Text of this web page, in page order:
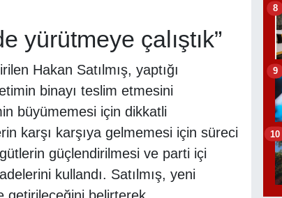
yürütmeye çalıştık”
Hakan Satılmış, yaptığı
binayı teslim etmesini
büyümemesi için dikkatli
karşı karşıya gelmemesi için süreci
güçlendirilmesi ve parti içi
kullandı. Satılmış, yeni
8
9
10